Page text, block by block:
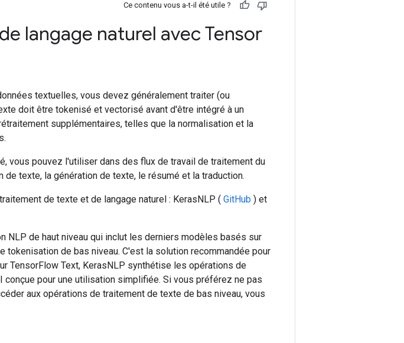
Ce contenu vous a-t-il été utile ?
langage naturel avec Tensor
textuelles, vous devez généralement traiter (ou
doit être tokenisé et vectorisé avant d'être intégré à un
supplémentaires, telles que la normalisation et la
vous pouvez l'utiliser dans des flux de travail de traitement du
texte, la génération de texte, le résumé et la traduction.
de texte et de langage naturel : KerasNLP ( GitHub ) et
NLP de haut niveau qui inclut les derniers modèles basés sur
de bas niveau. C'est la solution recommandée pour
TensorFlow Text, KerasNLP synthétise les opérations de
pour une utilisation simplifiée. Si vous préférez ne pas
aux opérations de traitement de texte de bas niveau, vous